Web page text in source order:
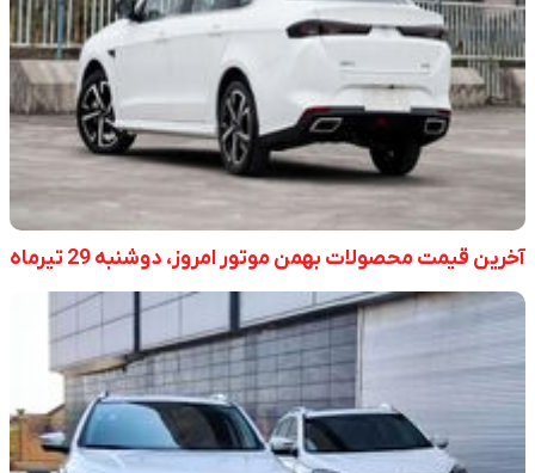
آخرین قیمت محصولات بهمن موتور امروز، دوشنبه 29 تیرماه